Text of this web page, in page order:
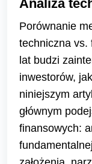
Analiza
Porównanie
techniczna vs.
lat budzi
inwestorów,
niniejszym
głównym
finansowych: